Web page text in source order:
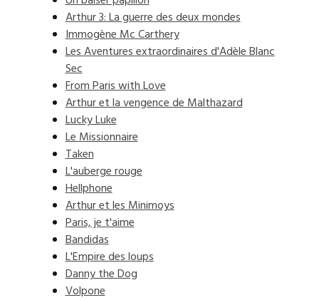
Arthur 3: La guerre des deux mondes
Immogène Mc Carthery
Les Aventures extraordinaires d'Adèle Blanc
Sec
From Paris with Love
Arthur et la vengence de Malthazard
Lucky Luke
Le Missionnaire
Taken
L'auberge rouge
Hellphone
Arthur et les Minimoys
Paris, je t'aime
Bandidas
L'Empire des loups
Danny the Dog
Volpone